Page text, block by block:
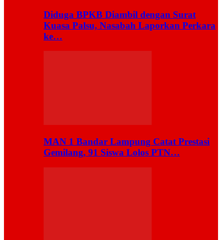
Diduga BPKB Diambil dengan Surat
Kuasa Palsu, Nasabah Laporkan Perkara
ke…
MAN 1 Bandar Lampung Catat Prestasi
Gemilang, 91 Siswa Lolos PTN…